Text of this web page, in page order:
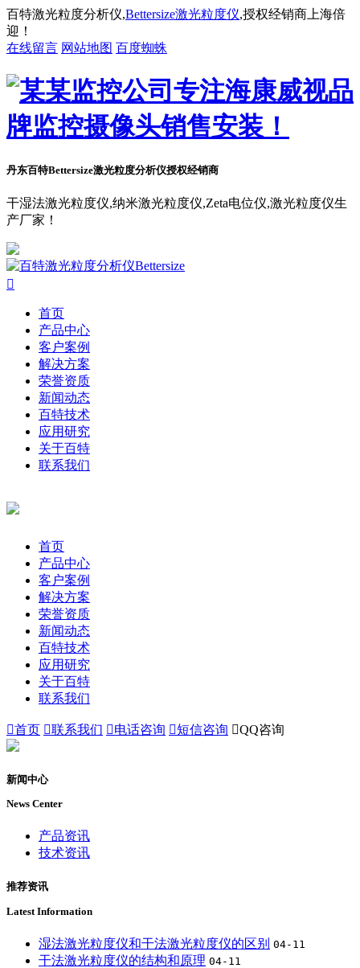
百特激光粒度分析仪,Bettersize激光粒度仪,授权经销商上海倍
迎！
在线留言 网站地图 百度蜘蛛
丹东百特Bettersize激光粒度分析仪授权经销商
干湿法激光粒度仪,纳米激光粒度仪,Zeta电位仪,激光粒度仪生
产厂家！

首页
产品中心
客户案例
解决方案
荣誉资质
新闻动态
百特技术
应用研究
关于百特
联系我们
首页
产品中心
客户案例
解决方案
荣誉资质
新闻动态
百特技术
应用研究
关于百特
联系我们
首页 联系我们 电话咨询 短信咨询 QQ咨询
新闻中心
News Center
产品资讯
技术资讯
推荐资讯
Latest Information
湿法激光粒度仪和干法激光粒度仪的区别 04-11
干法激光粒度仪的结构和原理 04-11